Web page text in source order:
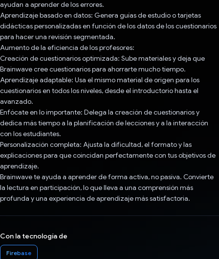
ayudan a aprender de los errores.
Aprendizaje basado en datos: Genera guías de estudio o tarjetas
didácticas personalizadas en función de los datos de los cuestionarios
para hacer una revisión segmentada.
Aumento de la eficiencia de los profesores:
Creación de cuestionarios optimizada: Sube materiales y deja que
Brainwave cree cuestionarios para ahorrarte mucho tiempo.
Aprendizaje adaptable: Usa el mismo material de origen para los
cuestionarios en todos los niveles, desde el introductorio hasta el
avanzado.
Enfócate en lo importante: Delega la creación de cuestionarios y
dedica más tiempo a la planificación de lecciones y a la interacción
con los estudiantes.
Personalización completa: Ajusta la dificultad, el formato y las
explicaciones para que coincidan perfectamente con tus objetivos de
aprendizaje.
Brainwave te ayuda a aprender de forma activa, no pasiva. Convierte
la lectura en participación, lo que lleva a una comprensión más
profunda y una experiencia de aprendizaje más satisfactoria.
Con la tecnología de
Firebase